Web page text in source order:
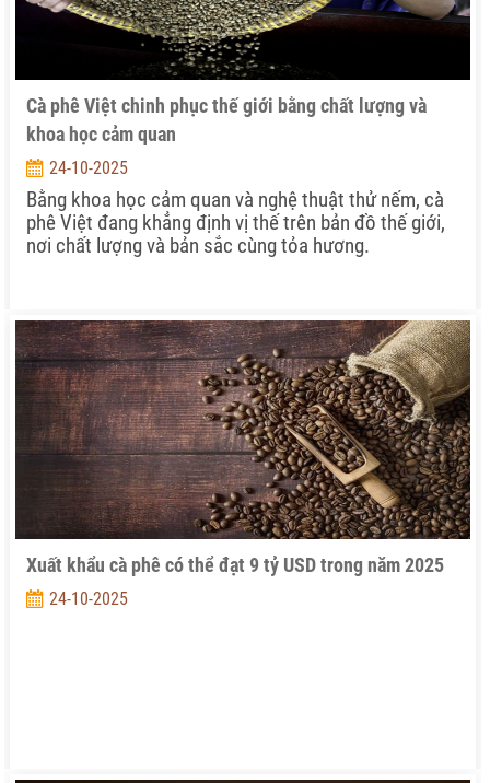
Cà phê Việt chinh phục thế giới bằng chất lượng và
khoa học cảm quan
24-10-2025
Bằng khoa học cảm quan và nghệ thuật thử nếm, cà
phê Việt đang khẳng định vị thế trên bản đồ thế giới,
nơi chất lượng và bản sắc cùng tỏa hương.
Xuất khẩu cà phê có thể đạt 9 tỷ USD trong năm 2025
24-10-2025